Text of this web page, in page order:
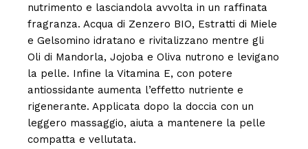
nutrimento e lasciandola avvolta in un raffinata
fragranza. Acqua di Zenzero BIO, Estratti di Miele
e Gelsomino idratano e rivitalizzano mentre gli
Oli di Mandorla, Jojoba e Oliva nutrono e levigano
la pelle. Infine la Vitamina E, con potere
antiossidante aumenta l’effetto nutriente e
rigenerante. Applicata dopo la doccia con un
leggero massaggio, aiuta a mantenere la pelle
compatta e vellutata.